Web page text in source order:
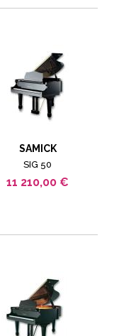
SAMICK
SIG 50
11 210,00 €